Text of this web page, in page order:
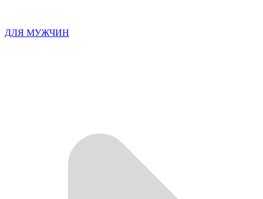
ДЛЯ МУЖЧИН